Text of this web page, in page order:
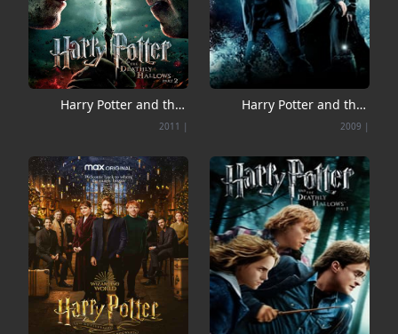
Harry Potter and the
Half-Blood Prince
|
2009
Harry Potter and the
|
2011